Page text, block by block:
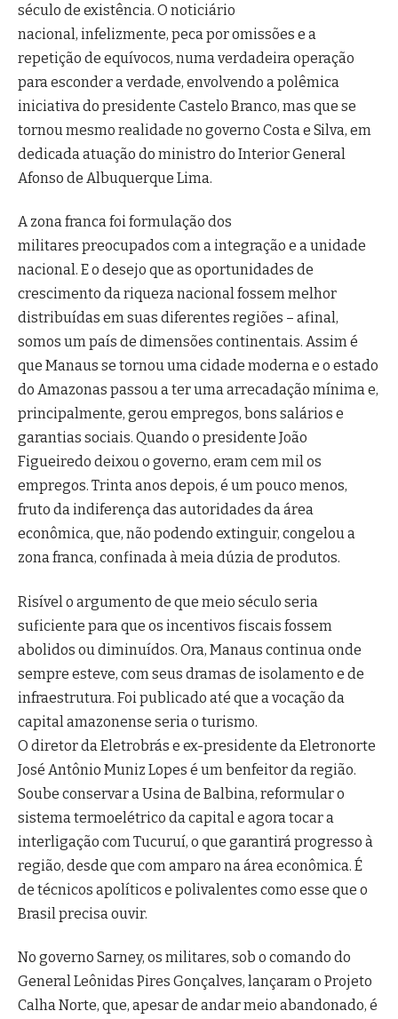
século de existência. O noticiário
nacional, infelizmente, peca por omissões e a
repetição de equívocos, numa verdadeira operação
para esconder a verdade, envolvendo a polêmica
iniciativa do presidente Castelo Branco, mas que se
tornou mesmo realidade no governo Costa e Silva, em
dedicada atuação do ministro do Interior General
Afonso de Albuquerque Lima.
A zona franca foi formulação dos
militares preocupados com a integração e a unidade
nacional. E o desejo que as oportunidades de
crescimento da riqueza nacional fossem melhor
distribuídas em suas diferentes regiões – afinal,
somos um país de dimensões continentais. Assim é
que Manaus se tornou uma cidade moderna e o estado
do Amazonas passou a ter uma arrecadação mínima e,
principalmente, gerou empregos, bons salários e
garantias sociais. Quando o presidente João
Figueiredo deixou o governo, eram cem mil os
empregos. Trinta anos depois, é um pouco menos,
fruto da indiferença das autoridades da área
econômica, que, não podendo extinguir, congelou a
zona franca, confinada à meia dúzia de produtos.
Risível o argumento de que meio século seria
suficiente para que os incentivos fiscais fossem
abolidos ou diminuídos. Ora, Manaus continua onde
sempre esteve, com seus dramas de isolamento e de
infraestrutura. Foi publicado até que a vocação da
capital amazonense seria o turismo.
O diretor da Eletrobrás e ex-presidente da Eletronorte
José Antônio Muniz Lopes é um benfeitor da região.
Soube conservar a Usina de Balbina, reformular o
sistema termoelétrico da capital e agora tocar a
interligação com Tucuruí, o que garantirá progresso à
região, desde que com amparo na área econômica. É
de técnicos apolíticos e polivalentes como esse que o
Brasil precisa ouvir.
No governo Sarney, os militares, sob o comando do
General Leônidas Pires Gonçalves, lançaram o Projeto
Calha Norte, que, apesar de andar meio abandonado, é